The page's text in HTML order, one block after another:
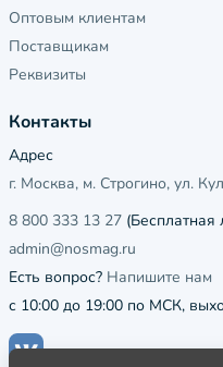
Оптовым клиентам
Поставщикам
Реквизиты
Контакты
Адрес
г. Москва, м. Строгино, ул.
8 800 333 13 27 (Бесплатная
admin@nosmag.ru
Есть вопрос? Напишите нам
с 10:00 до 19:00 по МСК,